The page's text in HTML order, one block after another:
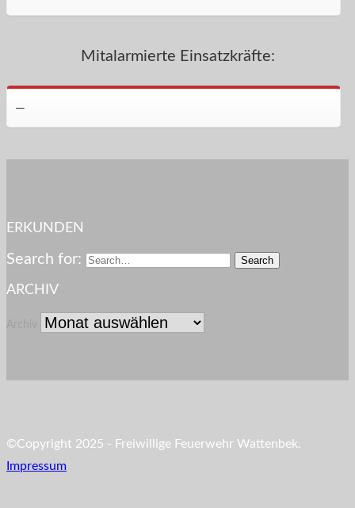
Mitalarmierte Einsatzkräfte:
—
ERKUNDEN
Search for:
ARCHIV
©Copyright 2025 - Freiwillige Feuerwehr Wattenbek.
Impressum